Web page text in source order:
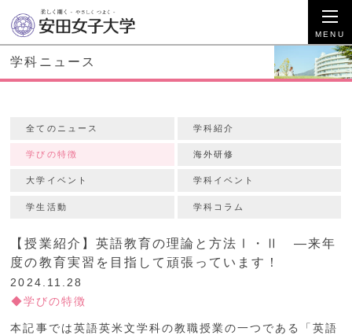
学科ニュース
全てのニュース 学科紹介
学びの特徴 海外研修
大学イベント 学科イベント
学生活動 学科コラム
【授業紹介】英語教育の理論と方法Ⅰ・Ⅱ ―来年
度の教育実習を目指して頑張っています！
2024.11.28
学びの特徴
本記事では英語英米文学科の教職授業の一つである「英語